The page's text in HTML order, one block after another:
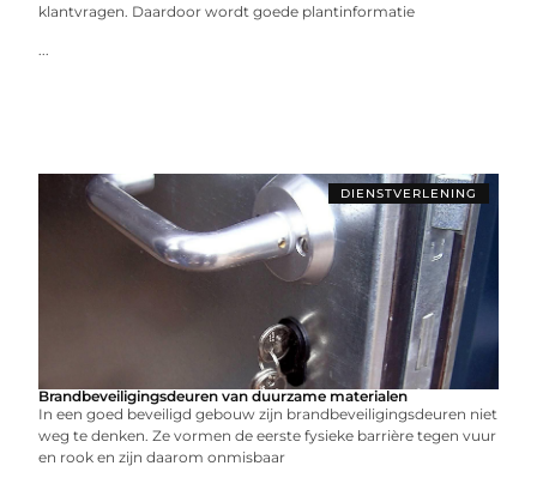
klantvragen. Daardoor wordt goede plantinformatie
...
DIENSTVERLENING
Brandbeveiligingsdeuren van duurzame materialen
In een goed beveiligd gebouw zijn brandbeveiligingsdeuren niet
weg te denken. Ze vormen de eerste fysieke barrière tegen vuur
en rook en zijn daarom onmisbaar